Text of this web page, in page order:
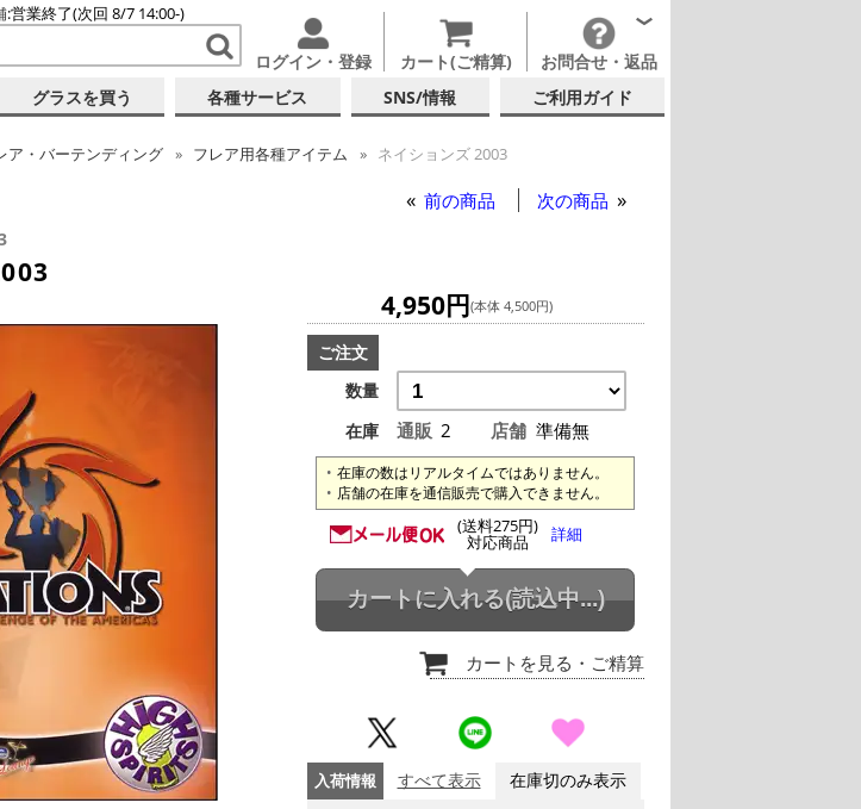
:営業終了(次回 8/7 14:00-)
ログイン・登録 カート(ご精算) お問合せ・返品
グラスを買う 各種サービス SNS/情報 ご利用ガイド
ア・バーテンディング フレア用各種アイテム ネイションズ 2003
前の商品 次の商品
4,950円(本体 4,500円)
ご注文
数量
在庫
通販 2 店舗 準備無
在庫の数はリアルタイムではありません。
店舗の在庫を通信販売で購入できません。
(送料275円)
対応商品 詳細
カートに入れる(読込中...)
カートを見る ・ご精算
入荷情報 すべて表示 在庫切のみ表示